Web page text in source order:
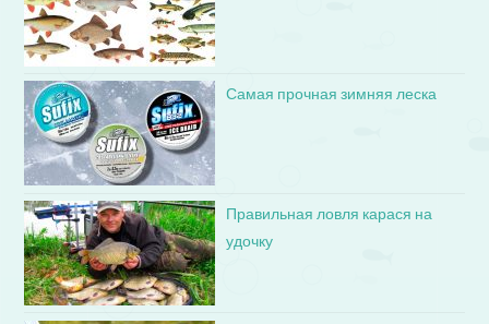
Самая прочная зимняя леска
Правильная ловля карася на
удочку